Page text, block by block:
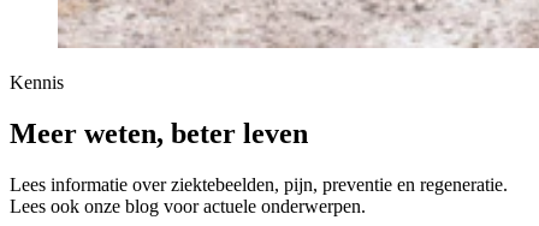
Kennis
Meer weten, beter leven
Lees informatie over ziektebeelden, pijn, preventie en regeneratie.
Lees ook onze blog voor actuele onderwerpen.